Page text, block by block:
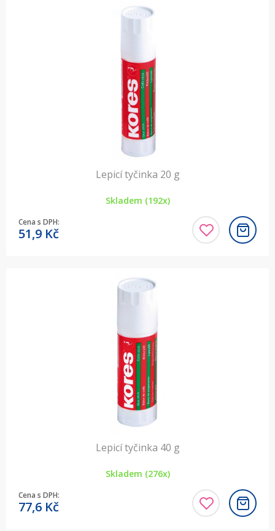
Lepicí tyčinka 20 g
Skladem (192x)
Cena s DPH:
51,9 Kč
Lepicí tyčinka 40 g
Skladem (276x)
Cena s DPH:
77,6 Kč